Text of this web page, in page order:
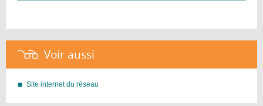
Voir aussi :
Site internet du réseau